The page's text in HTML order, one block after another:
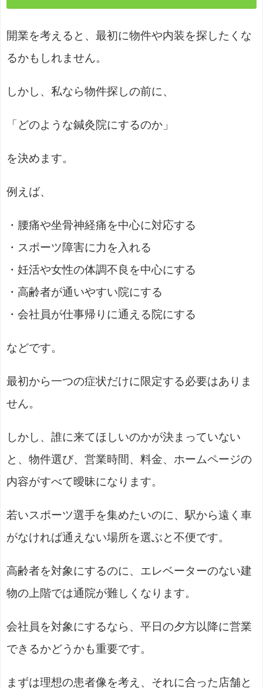
開業を考えると、最初に物件や内装を探したくな
るかもしれません。
しかし、私なら物件探しの前に、
「どのような鍼灸院にするのか」
を決めます。
例えば、
・腰痛や坐骨神経痛を中心に対応する
・スポーツ障害に力を入れる
・妊活や女性の体調不良を中心にする
・高齢者が通いやすい院にする
・会社員が仕事帰りに通える院にする
などです。
最初から一つの症状だけに限定する必要はありま
せん。
しかし、誰に来てほしいのかが決まっていない
と、物件選び、営業時間、料金、ホームページの
内容がすべて曖昧になります。
若いスポーツ選手を集めたいのに、駅から遠く車
がなければ通えない場所を選ぶと不便です。
高齢者を対象にするのに、エレベーターのない建
物の上階では通院が難しくなります。
会社員を対象にするなら、平日の夕方以降に営業
できるかどうかも重要です。
まずは理想の患者像を考え、それに合った店舗と